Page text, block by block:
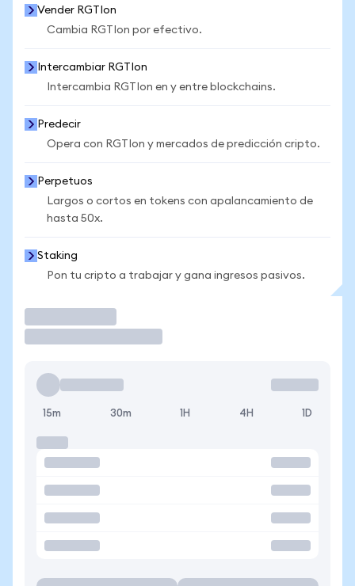
Vender RGTIon
Cambia RGTIon por efectivo.
Intercambiar RGTIon
Intercambia RGTIon en y entre blockchains.
Predecir
Opera con RGTIon y mercados de predicción cripto.
Perpetuos
Largos o cortos en tokens con apalancamiento de
hasta 50x.
Staking
Pon tu cripto a trabajar y gana ingresos pasivos.
15m 30m 1H 4H 1D